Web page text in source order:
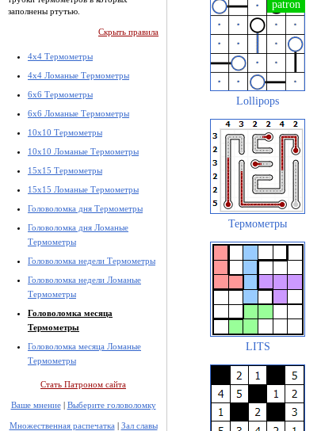
заполнены ртутью.
Скрыть правила
4x4 Термометры
4x4 Ломаные Термометры
6x6 Термометры
6x6 Ломаные Термометры
10x10 Термометры
10x10 Ломаные Термометры
15x15 Термометры
15x15 Ломаные Термометры
Головоломка дня Термометры
Головоломка дня Ломаные
Термометры
Головоломка недели Термометры
Головоломка недели Ломаные
Термометры
Головоломка месяца
Термометры
Головоломка месяца Ломаные
Термометры
Стать Патроном сайта
Ваше мнение| Выберите головоломку
Множественная распечатка | Зал славы
Lollipops
Термометры
LITS